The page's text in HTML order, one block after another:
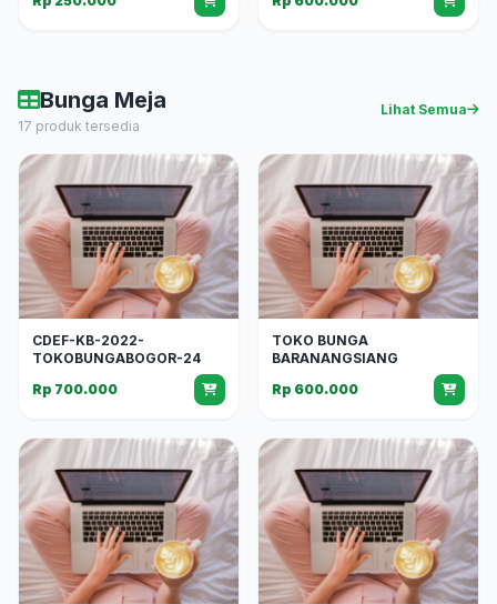
Bunga Meja
17 produk tersedia
Lihat Semua
CDEF-KB-2022-
TOKOBUNGABOGOR-24
Rp 700.000
TOKO BUNGA
BARANANGSIANG
Rp 600.000